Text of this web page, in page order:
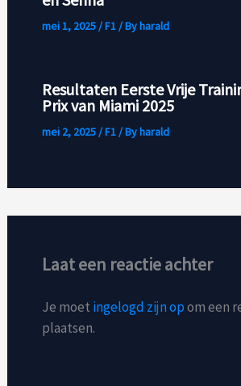
mei 1, 2025/F1/ Byharald
Resultaten Eerste Vrije
Prix van Miami 2025
mei 2, 2025/F1/ Byharald
Laat een reactie achter
Je moet ingelogd zijn opom een
plaatsen.